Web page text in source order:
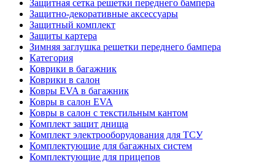
Защитная сетка решетки переднего бампера
Защитно-декоративные аксессуары
Защитный комплект
Защиты картера
Зимняя заглушка решетки переднего бампера
Категория
Коврики в багажник
Коврики в салон
Ковры EVA в багажник
Ковры в салон EVA
Ковры в салон с текстильным кантом
Комплект защит днища
Комплект электрооборудования для ТСУ
Комплектующие для багажных систем
Комплектующие для прицепов